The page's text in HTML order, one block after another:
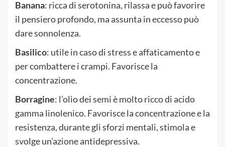
Banana: ricca di serotonina, rilassa e può favorire
il pensiero profondo, ma assunta in eccesso può
dare sonnolenza.
Basilico: utile in caso di stress e affaticamento e
per combattere i crampi. Favorisce la
concentrazione.
Borragine: l’olio dei semi è molto ricco di acido
gamma linolenico. Favorisce la concentrazione e la
resistenza, durante gli sforzi mentali, stimola e
svolge un’azione antidepressiva.